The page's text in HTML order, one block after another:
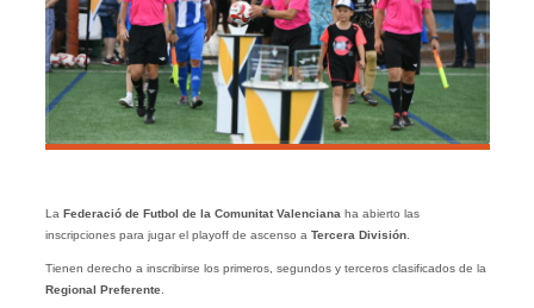
La Federació de Futbol de la Comunitat Valenciana ha abierto las
inscripciones para jugar el playoff de ascenso a Tercera División.
Tienen derecho a inscribirse los primeros, segundos y terceros clasificados de la
Regional Preferente.